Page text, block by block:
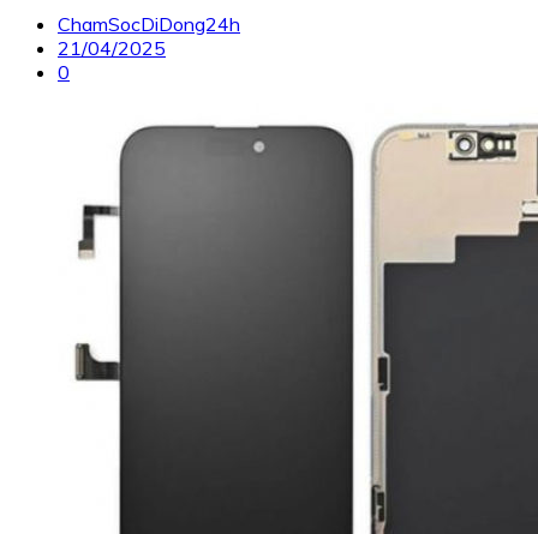
ChamSocDiDong24h
21/04/2025
0